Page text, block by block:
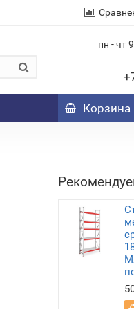
пн - чт
Корзина